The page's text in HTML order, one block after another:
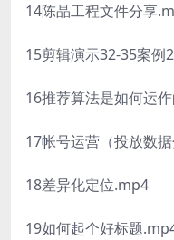
14陈晶工程文件分享
15剪辑演示32-35案例
16推荐算法是如何运
17帐号运营（投放数
18差异化定位.mp4
19如何起个好标题